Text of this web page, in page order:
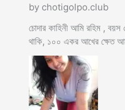
by chotigolpo.club
চোদার কাহিনী আমি রহিম , বয়স
থাকি, ১০০ একর আখের ক্ষেত